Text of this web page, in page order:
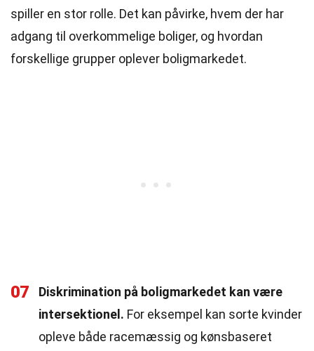
spiller en stor rolle. Det kan påvirke, hvem der har
adgang til overkommelige boliger, og hvordan
forskellige grupper oplever boligmarkedet.
07
Diskrimination på boligmarkedet kan være
intersektionel. For eksempel kan sorte kvinder
opleve både racemæssig og kønsbaseret